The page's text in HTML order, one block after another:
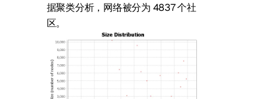
据聚类分析，网络被分为 4837 个社
区。